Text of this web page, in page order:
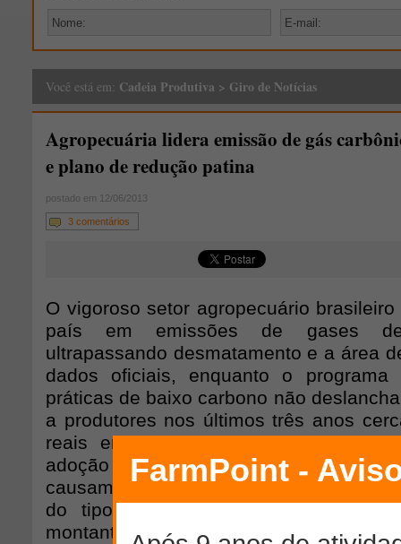
Você está em: Cadeia Produtiva > Giro de Notícias
Agropecuária lidera emissão de gás
e plano de redução patina
postado em 12/06/2013
3 comentários
O vigoroso setor agropecuário
país em emissões de gases
ultrapassando desmatamento e a área
dados oficiais, enquanto o
práticas de baixo carbono não
a produtores nos últimos três anos
reais em empréstimos com taxas
adoção de técnicas que inibam a
causam o efeito estufa, possivelmente
do tipo no mundo. No entanto,
montante não encontrou interessados.